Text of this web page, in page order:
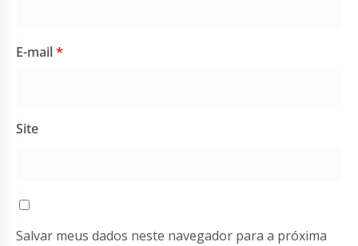
E-mail*
Site
Salvar meus dados neste navegador para a próxima